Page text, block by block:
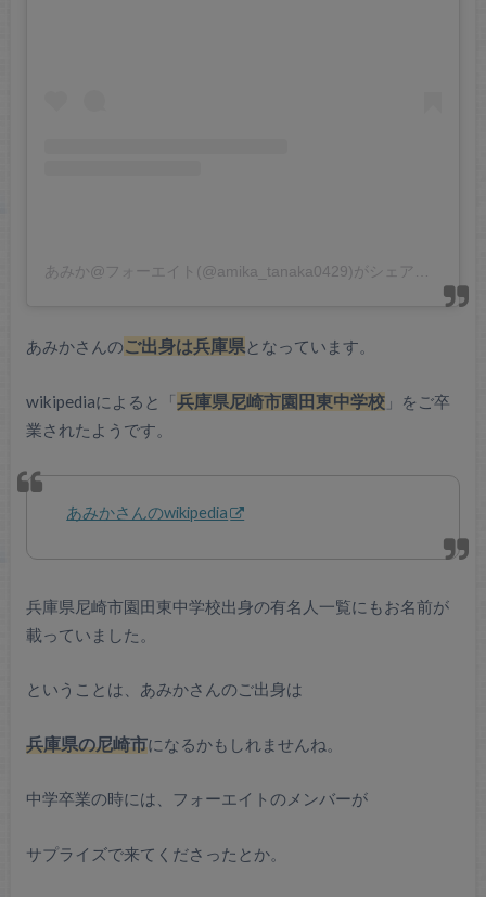
あみかさんのご出身は兵庫県となっています。
wikipediaによると「兵庫県尼崎市園田東中学校」をご卒
業されたようです。
あみかさんのwikipedia
兵庫県尼崎市園田東中学校出身の有名人一覧にもお名前が
載っていました。
ということは、あみかさんのご出身は
兵庫県の尼崎市になるかもしれませんね。
中学卒業の時には、フォーエイトのメンバーが
サプライズで来てくださったとか。